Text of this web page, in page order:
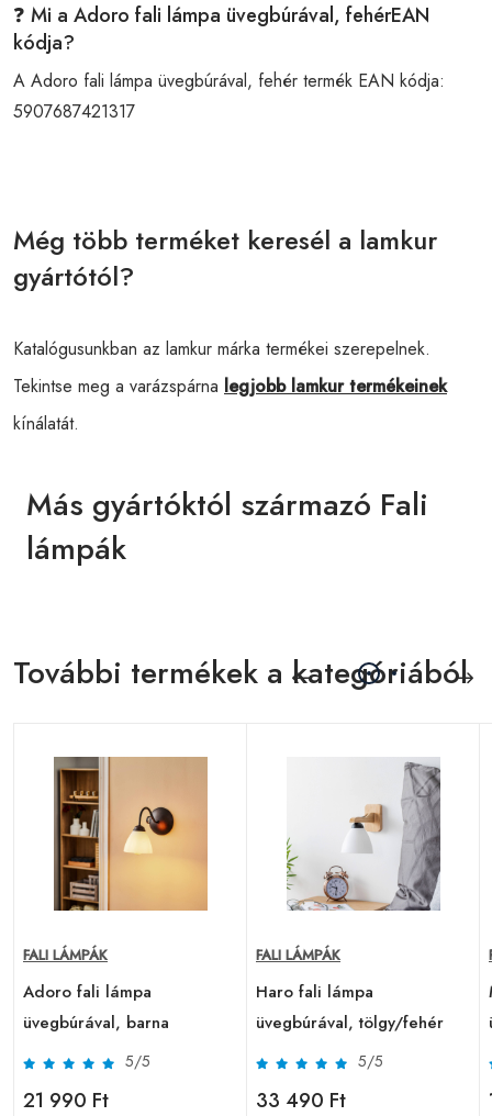
❓ Mi a Adoro fali lámpa üvegbúrával, fehérEAN
kódja?
A Adoro fali lámpa üvegbúrával, fehér termék EAN kódja:
5907687421317
Még több terméket keresél a lamkur
gyártótól?
Katalógusunkban az lamkur márka termékei szerepelnek.
Tekintse meg a varázspárna legjobb lamkur termékeinek
kínálatát.
Más gyártóktól származó Fali
lámpák
További termékek a kategóriából
FALI LÁMPÁK
Adoro fali lámpa
üvegbúrával, barna
5/5
21 990 Ft
FALI LÁMPÁK
Haro fali lámpa
üvegbúrával, tölgy/fehér
5/5
33 490 Ft